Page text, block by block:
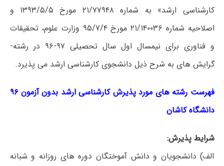
کارشناسی ارشد» به شماره ۲۱/۷۷۹۴۸ مورخ ۱۳۹۳/۵/۵ و
اصلاحیه شماره ۲۱/۱۴۰۰۳۶ مورخ ۹۵/۷/۴ وزارت علوم، تحقیقات
و فناوری برای نیمسال اول سال تحصیلی ۹۷-۹۶ در رشته-
گرایش های به شرح ذیل دانشجوی کارشناسی ارشد می پذیرد.
فهرست رشته های مورد پذیرش کارشناسی ارشد بدون آزمون ۹۶
دانشگاه کاشان
شرایط پذیرش:
الف) دانشجویان و دانش آموختگان دوره های روزانه و شبانه